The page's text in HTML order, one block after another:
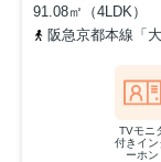
91.08㎡（4LDK）
阪急京都本線「
TVモニ
付きイン
ーホン